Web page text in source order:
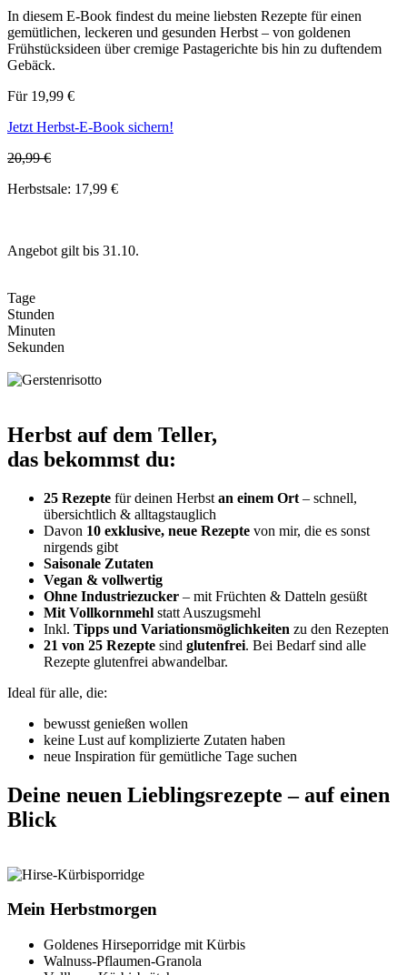
In diesem E-Book findest du meine liebsten Rezepte für einen
gemütlichen, leckeren und gesunden Herbst – von goldenen
Frühstücksideen über cremige Pastagerichte bis hin zu duftendem
Gebäck.
Für 19,99 €
Jetzt Herbst-E-Book sichern!
20,99 €
Herbstsale: 17,99 €
Angebot gilt bis 31.10.
Tage
Stunden
Minuten
Sekunden
Herbst auf dem Teller,
das bekommst du:
25 Rezepte für deinen Herbst an einem Ort – schnell,
übersichtlich & alltagstauglich
Davon 10 exklusive, neue Rezepte von mir, die es sonst
nirgends gibt
Saisonale Zutaten
Vegan & vollwertig
Ohne Industriezucker – mit Früchten & Datteln gesüßt
Mit Vollkornmehl statt Auszugsmehl
Inkl. Tipps und Variationsmöglichkeiten zu den Rezepten
21 von 25 Rezepte sind glutenfrei. Bei Bedarf sind alle
Rezepte glutenfrei abwandelbar.
Ideal für alle, die:
bewusst genießen wollen
keine Lust auf komplizierte Zutaten haben
neue Inspiration für gemütliche Tage suchen
Deine neuen Lieblingsrezepte – auf einen
Blick
Mein Herbstmorgen
Goldenes Hirseporridge mit Kürbis
Walnuss-Pflaumen-Granola